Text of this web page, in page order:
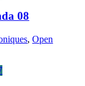
08
,Open